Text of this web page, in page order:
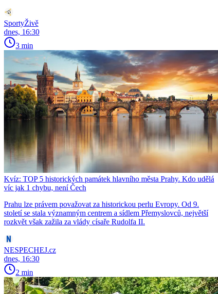
SportyŽivě
dnes, 16:30
3 min
Kvíz: TOP 5 historických památek hlavního města Prahy. Kdo udělá
víc jak 1 chybu, není Čech
Prahu lze právem považovat za historickou perlu Evropy. Od 9.
století se stala významným centrem a sídlem Přemyslovců, největší
rozkvět však zažila za vlády císaře Rudolfa II.
NESPECHEJ.cz
dnes, 16:30
2 min